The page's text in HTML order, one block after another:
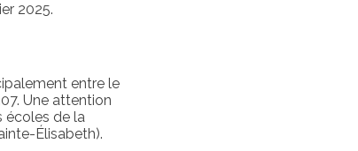
2025.
entre le
Une attention
écoles de la
Élisabeth).